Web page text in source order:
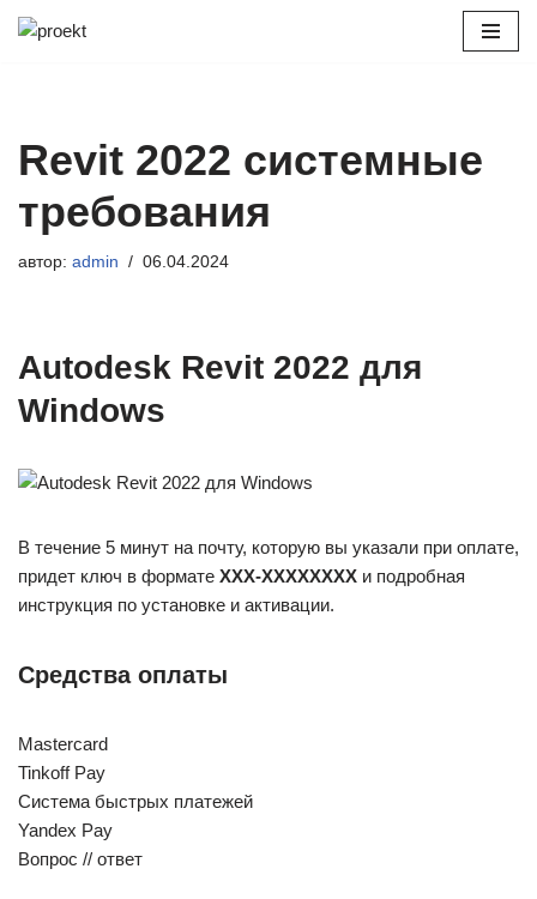
Revit 2022 системные
требования
автор: admin 06.04.2024
Autodesk Revit 2022 для
Windows
В течение 5 минут на почту, которую вы указали при оплате,
придет ключ в формате XXX-XXXXXXXX и подробная
инструкция по установке и активации.
Средства оплаты
Mastercard
Tinkoff Pay
Система быстрых платежей
Yandex Pay
Вопрос // ответ